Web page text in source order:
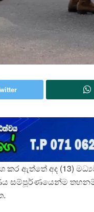
කර ඇත්තේ අද (13)
සම්පූර්ණයෙන්ම